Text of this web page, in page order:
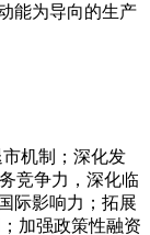
能为导向的生产
机制；深化发
竞争力，深化临
际影响力；拓展
加强政策性融资